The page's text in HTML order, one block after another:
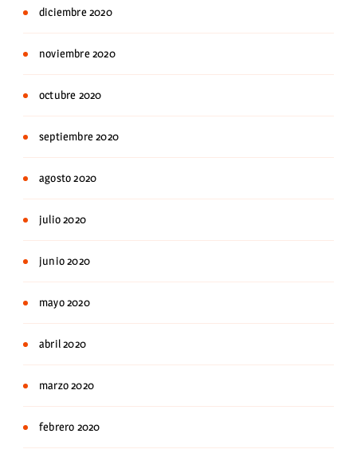
diciembre 2020
noviembre 2020
octubre 2020
septiembre 2020
agosto 2020
julio 2020
junio 2020
mayo 2020
abril 2020
marzo 2020
febrero 2020